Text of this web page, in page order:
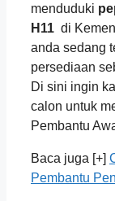
menduduki
H11 di
anda sedang
persediaan
Di sini ingin
calon untuk
Pembantu
Baca juga [+]
Pembantu